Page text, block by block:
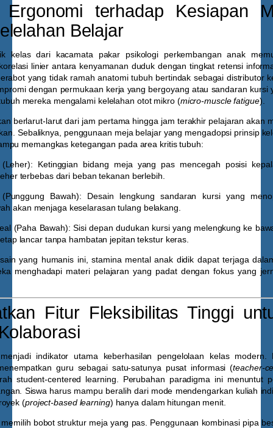
Ergonomi terhadap Kesiapan
Belajar
kelas dari kacamata pakar psikologi perkembangan anak
linier antara kenyamanan duduk dengan tingkat retensi
yang tidak ramah anatomi tubuh bertindak sebagai distributor
dengan permukaan kerja yang bergoyang atau sandaran kursi
mereka mengalami kelelahan otot mikro (micro-muscle fatigue).
berlarut-larut dari jam pertama hingga jam terakhir pelajaran akan
Sebaliknya, penggunaan meja belajar yang mengadopsi prinsip
memangkas ketegangan pada area kritis tubuh:
Ketinggian bidang meja yang pas mencegah posisi
terbebas dari beban tekanan berlebih.
Bawah): Desain lengkung sandaran kursi yang
akan menjaga keselarasan tulang belakang.
(Paha Bawah): Sisi depan dudukan kursi yang melengkung ke
lancar tanpa hambatan jepitan tekstur keras.
yang humanis ini, stamina mental anak didik dapat terjaga
menghadapi materi pelajaran yang padat dengan fokus yang
Fitur Fleksibilitas Tinggi
indikator utama keberhasilan pengelolaan kelas modern.
guru sebagai satu-satunya pusat informasi (teacher-
student-centered learning. Perubahan paradigma ini menuntut
Siswa harus mampu beralih dari mode mendengarkan kuliah
(project-based learning) hanya dalam hitungan menit.
bobot struktur meja yang pas. Penggunaan kombinasi pipa